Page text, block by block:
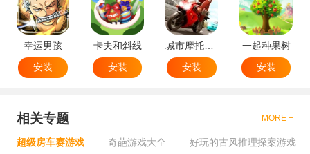
幸运男孩
安装
卡夫和斜线
安装
城市摩托特技
安装
一起种果树
安装
相关专题 MORE +
超级房车赛游戏 奇葩游戏大全 好玩的古风推理探案游戏